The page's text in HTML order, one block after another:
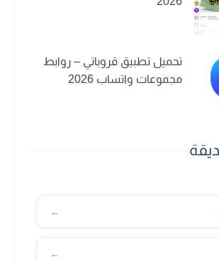
تحميل تطبيق قروباتي – روابط
مجموعات واتساب 2026
←
←